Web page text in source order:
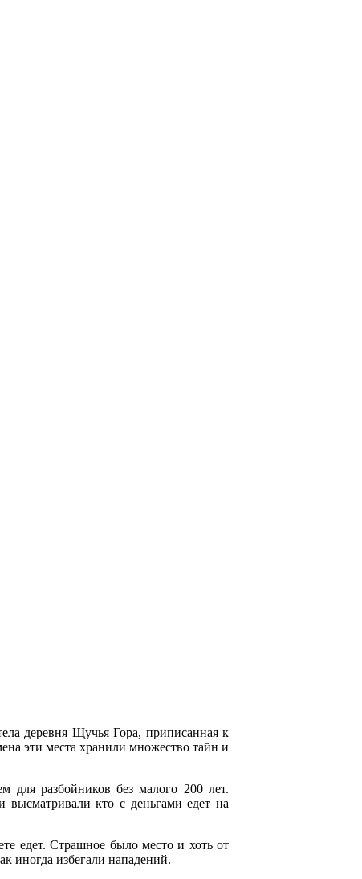
деревня Щучья Гора, приписанная к
эти места хранили множество тайн и
для разбойников без малого 200 лет.
высматривали кто с деньгами едет на
едет. Страшное было место и хоть от
иногда избегали нападений.